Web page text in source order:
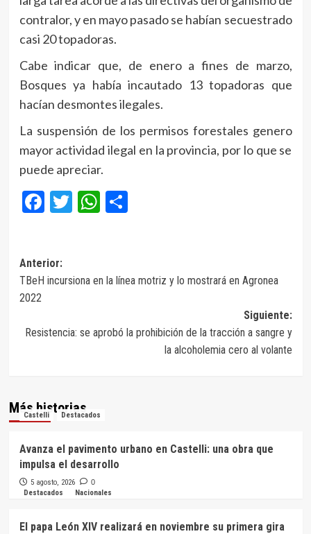
contralor, y en mayo pasado se habían secuestrado
casi 20 topadoras.
Cabe indicar que, de enero a fines de marzo,
Bosques ya había incautado 13 topadoras que
hacían desmontes ilegales.
La suspensión de los permisos forestales genero
mayor actividad ilegal en la provincia, por lo que se
puede apreciar.
Facebook
Twitter
WhatsApp
Compartir
Navegación
de
Anterior:
TBeH incursiona en la línea motriz y lo mostrará en Agronea
2022
Siguiente:
Resistencia: se aprobó la prohibición de la tracción a sangre y
la alcoholemia cero al volante
Más historias
Castelli Destacados
Avanza el pavimento urbano en Castelli: una obra que
impulsa el desarrollo
5 agosto, 2026 0
Destacados Nacionales
El papa León XIV realizará en noviembre su primera gira